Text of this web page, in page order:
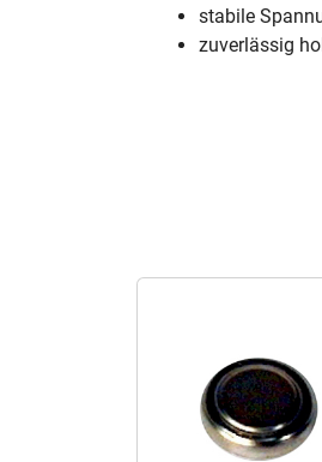
stabile
zuverlässig